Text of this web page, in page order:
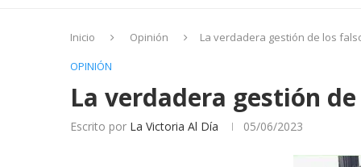
Inicio Opinión
La verdadera gestión de los
OPINIÓN
La verdadera gestión
Escrito por La Victoria Al Día 05/06/2023